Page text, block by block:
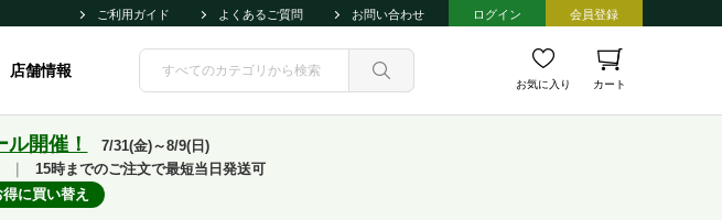
ご利用ガイド よくあるご質問 お問い合わせ ログイン 会員登録
店舗情報
お気に入り カート
開催！
7/31(金)～8/9(日)
15時までのご注文で最短当日発送可
に買い替え